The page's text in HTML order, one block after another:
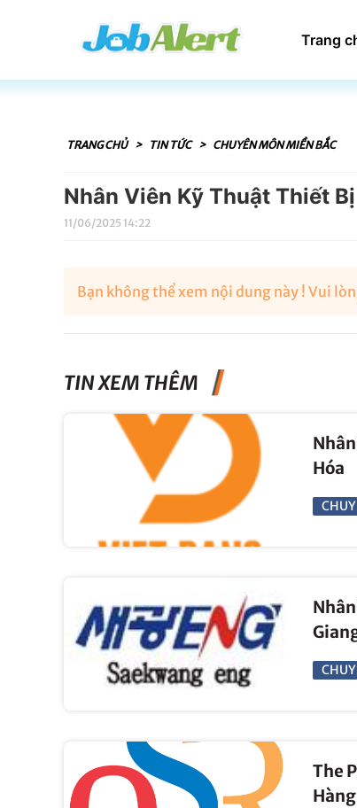
Trang
TRANG CHỦ > TIN TỨC > CHUYÊN MÔN MIỀN BẮC
Nhân Viên Kỹ Thuật Thiết
11/06/2025 14:22
Bạn không thể xem nội dung này ! Vui
TIN XEM THÊM
Hóa
The